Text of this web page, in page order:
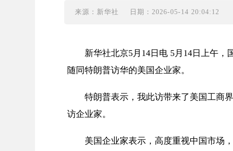
来源：新华社 日期：2026-05-14 20:04:12
新华社北京5月14日电 5月14日上午
随同特朗普访华的美国企业家。
特朗普表示，我此访带来了美国工商
访企业家。
美国企业家表示，高度重视中国市场